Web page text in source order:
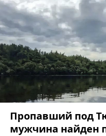
Пропавший под
мужчина найден